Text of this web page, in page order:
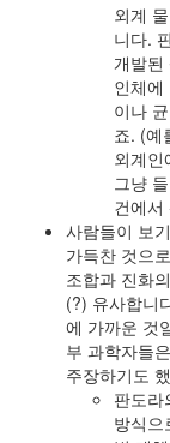
외계
니다.
개발된
인체에
이나
죠. (예
외계인
그냥
건에서
사람들이 보
가득찬 것으
조합과 진화
(?) 유사합니
에 가까운 것
부 과학자들
주장하기도
판도라
방식으